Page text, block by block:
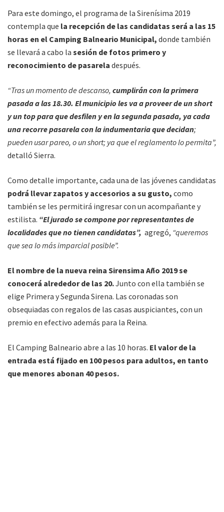
Para este domingo, el programa de la Sirenísima 2019
contempla que la recepción de las candidatas será a las 15
horas en el Camping Balneario Municipal, donde también
se llevará a cabo la sesión de fotos primero y
reconocimiento de pasarela después.
“Tras un momento de descanso, cumplirán con la primera
pasada a las 18.30. El municipio les va a proveer de un short
y un top para que desfilen y en la segunda pasada, ya cada
una recorre pasarela con la indumentaria que decidan;
pueden usar pareo, o un short; ya que el reglamento lo permita”,
detalló Sierra.
Como detalle importante, cada una de las jóvenes candidatas
podrá llevar zapatos y accesorios a su gusto, como
también se les permitirá ingresar con un acompañante y
estilista. “El jurado se compone por representantes de
localidades que no tienen candidatas”, agregó, “queremos
que sea lo más imparcial posible”.
El nombre de la nueva reina Sirensima Año 2019 se
conocerá alrededor de las 20.Junto con ella también se
elige Primera y Segunda Sirena. Las coronadas son
obsequiadas con regalos de las casas auspiciantes, con un
premio en efectivo además para la Reina.
El Camping Balneario abre a las 10 horas. El valor de la
entrada está fijado en 100 pesos para adultos, en tanto
que menores abonan 40 pesos.